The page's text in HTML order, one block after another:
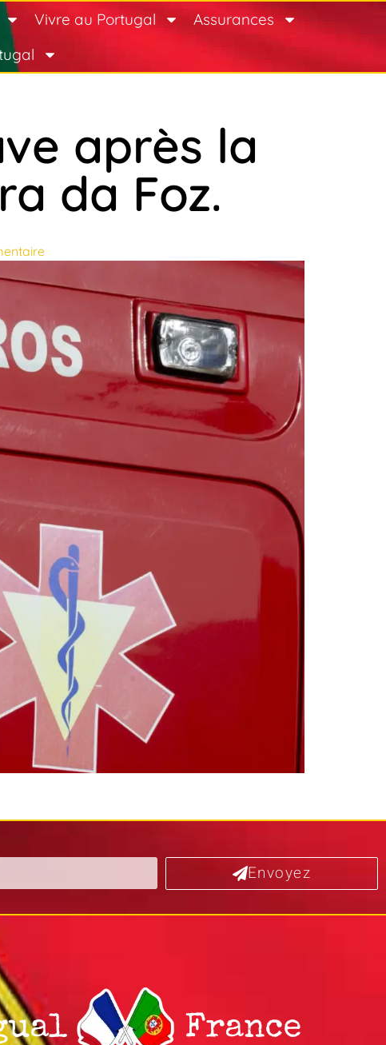
Vivre au Portugal
Assurances
après la
da Foz.
Envoyez